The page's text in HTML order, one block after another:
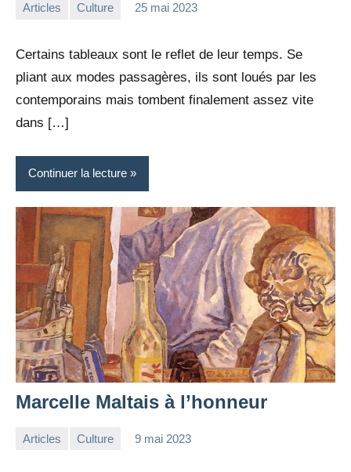
Articles Culture 25 mai 2023
Certains tableaux sont le reflet de leur temps. Se
pliant aux modes passagères, ils sont loués par les
contemporains mais tombent finalement assez vite
dans […]
Continuer la lecture
Marcelle Maltais à l’honneur
Articles Culture 9 mai 2023